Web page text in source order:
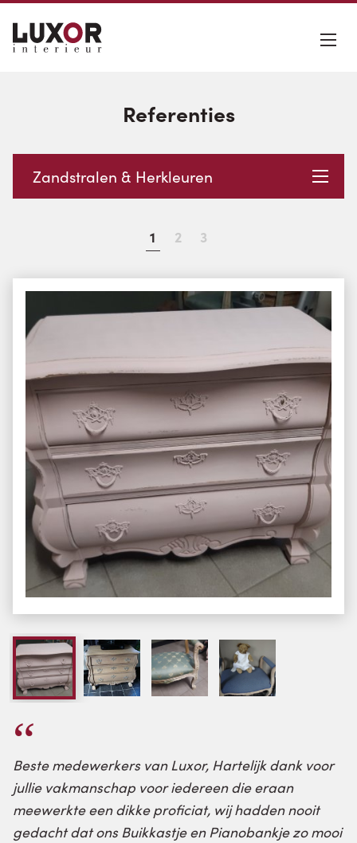
Referenties
Zandstralen & Herkleuren
1 2 3
Beste medewerkers van Luxor, Hartelijk dank voor
jullie vakmanschap voor iedereen die eraan
meewerkte een dikke proficiat, wij hadden nooit
gedacht dat ons Buikkastje en Pianobankje zo mooi